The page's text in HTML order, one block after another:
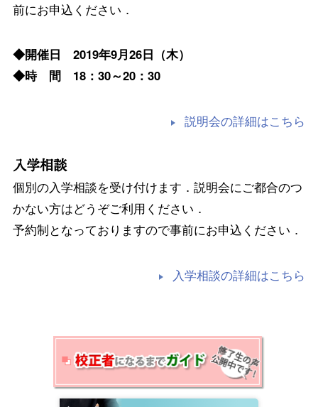
前にお申込ください．
◆開催日 2019年9月26日（木）
◆時 間 18：30～20：30
説明会の詳細はこちら
入学相談
個別の入学相談を受け付けます．説明会にご都合のつ
かない方はどうぞご利用ください．
予約制となっておりますので事前にお申込ください．
入学相談の詳細はこちら